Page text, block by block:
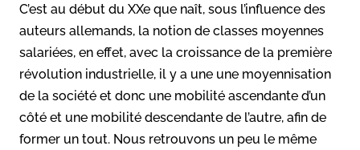
C’est au début du XXe que naît, sous l’influence des
auteurs allemands, la notion de classes moyennes
salariées, en effet, avec la croissance de la première
révolution industrielle, il y a une une moyennisation
de la société et donc une mobilité ascendante d’un
côté et une mobilité descendante de l’autre, afin de
former un tout. Nous retrouvons un peu le même